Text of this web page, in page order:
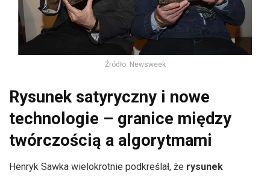
Źródło: Newsweek
Rysunek satyryczny i nowe
technologie – granice między
twórczością a algorytmami
Henryk Sawka wielokrotnie podkreślał, że rysunek